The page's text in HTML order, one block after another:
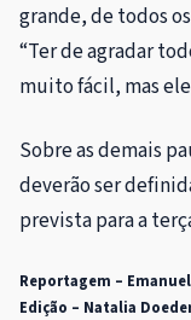
grande, de todos
“Ter de agradar
muito fácil, mas
Sobre as demais
deverão ser
prevista para a
Reportagem –
Edição – Natalia